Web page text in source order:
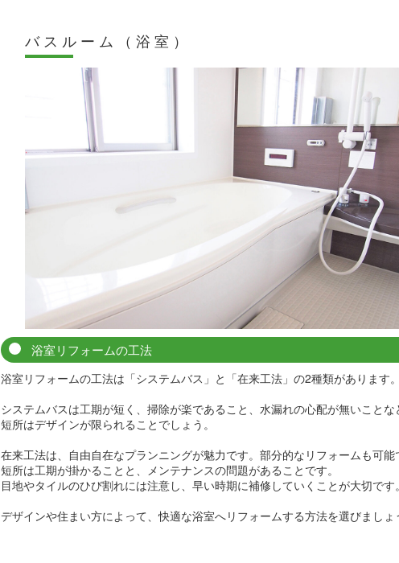
バスルーム（浴室）
浴室リフォームの工法
浴室リフォームの工法は「システムバス」と「在来工法」の2種類があります。
システムバスは工期が短く、掃除が楽であること、水漏れの心配が無いことな
短所はデザインが限られることでしょう。
在来工法は、自由自在なプランニングが魅力です。部分的なリフォームも可能
短所は工期が掛かることと、メンテナンスの問題があることです。
目地やタイルのひび割れには注意し、早い時期に補修していくことが大切です。
デザインや住まい方によって、快適な浴室へリフォームする方法を選びましょ